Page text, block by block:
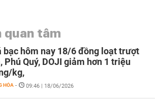
quan tâm
bạc hôm nay 18/6 đồng loạt trượt
Phú Quý, DOJI giảm hơn 1 triệu
kg,
HÓA - 09:46 | 18/06/2026